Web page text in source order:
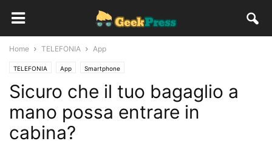
Home TELEFONIA App
TELEFONIA App Smartphone
Sicuro che il tuo bagaglio a
mano possa entrare in
cabina?